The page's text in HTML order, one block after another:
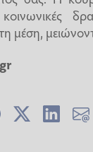
μέση,